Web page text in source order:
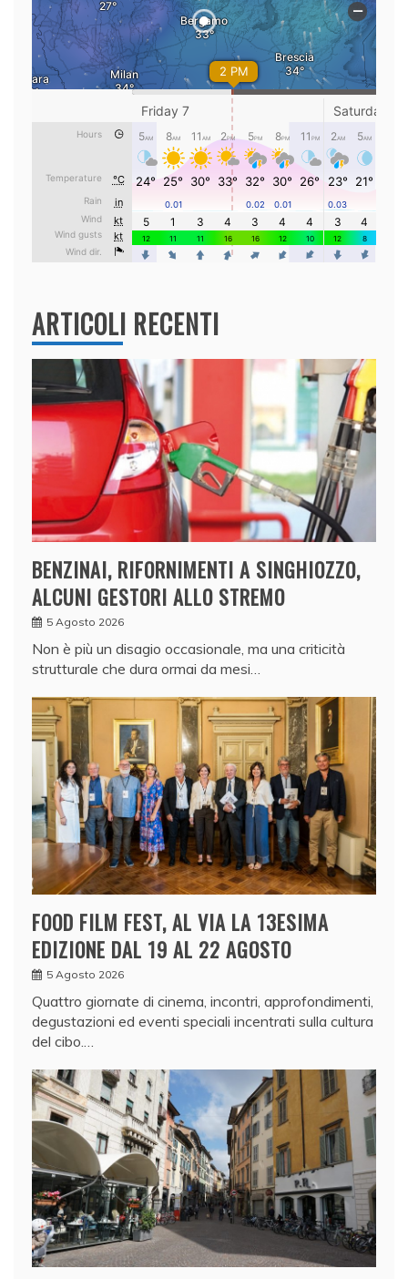
ARTICOLI RECENTI
BENZINAI, RIFORNIMENTI A SINGHIOZZO,
ALCUNI GESTORI ALLO STREMO
5 Agosto 2026
Non è più un disagio occasionale, ma una criticità
strutturale che dura ormai da mesi…
FOOD FILM FEST, AL VIA LA 13ESIMA
EDIZIONE DAL 19 AL 22 AGOSTO
5 Agosto 2026
Quattro giornate di cinema, incontri, approfondimenti,
degustazioni ed eventi speciali incentrati sulla cultura
del cibo.…